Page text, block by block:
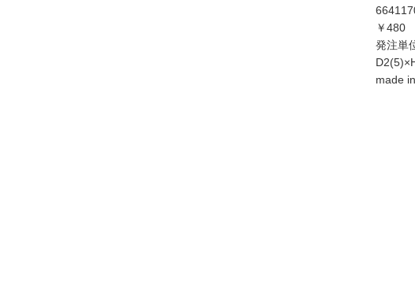
￥480
発注単
made